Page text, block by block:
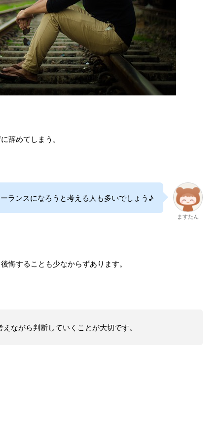
辞めてしまう。
ランスになろうと考える人も多いでしょう♪
ますたん
悔することも少なからずあります。
ながら判断していくことが大切です。